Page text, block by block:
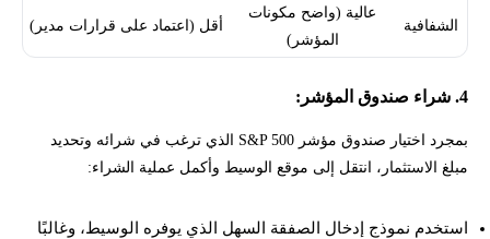
الشفافية
عالية (واضح مكونات
المؤشر)
أقل (اعتماد على قرارات مدير)
4. شراء صندوق المؤشر:
بمجرد اختيار صندوق مؤشر S&P 500 الذي ترغب في شرائه وتحديد
مبلغ الاستثمار، انتقل إلى موقع الوسيط وأكمل عملية الشراء:
استخدم نموذج إدخال الصفقة السهل الذي يوفره الوسيط، وغالبًا